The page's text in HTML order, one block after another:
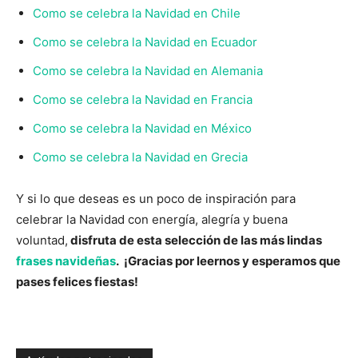
Como se celebra la Navidad en Chile
Como se celebra la Navidad en Ecuador
Como se celebra la Navidad en Alemania
Como se celebra la Navidad en Francia
Como se celebra la Navidad en México
Como se celebra la Navidad en Grecia
Y si lo que deseas es un poco de inspiración para
celebrar la Navidad con energía, alegría y buena
voluntad, disfruta de esta selección de las más lindas
frases navideñas. ¡Gracias por leernos y esperamos que
pases felices fiestas!